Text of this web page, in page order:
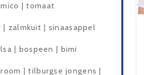
| tomaat
zalmkuit | sinaasappel
| bospeen | bimi
| tilburgse jongens |